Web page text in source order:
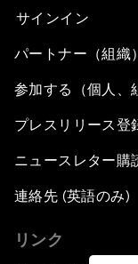
サインイン
パートナー（組織
参加する（個人、
プレスリリース登
ニュースレター購
連絡先 (英語のみ)
リンク